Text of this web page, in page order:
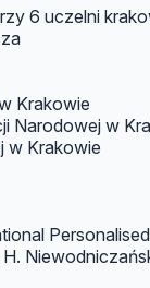
6 uczelni
Krakowie
Narodowej w
w Krakowie